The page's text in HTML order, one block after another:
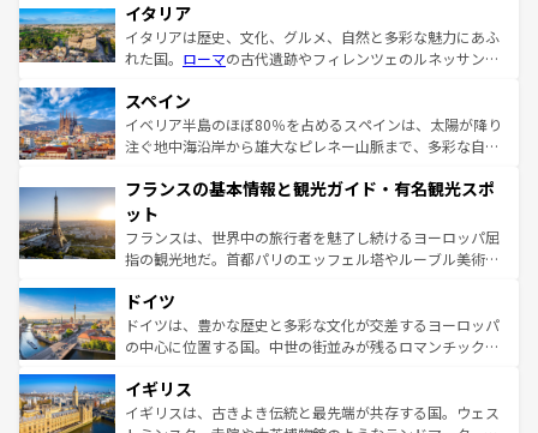
イタリア
イタリアは歴史、文化、グルメ、自然と多彩な魅力にあふ
れた国。 ローマの古代遺跡やフィレンツェのルネッサンス
ろん、トスカーナの美しい田園風景やアマルフィ海岸の絶
景など、自然景観も見逃せない。観光の合間には、本場の
ピザやパスタなど、絶品のイタリア料理を堪能することも
ませてくれるイタリアで、忘れられない旅をしてみよう！
なお、新着のイタリア情報は
しい。
スペイン
イベリア半島のほぼ80％を占めるスペインは、太陽が降り
注ぐ地中海沿岸から雄大なピレネー山脈まで、多彩な自然
文化が根付くこの国では、情熱的なフラメンコ、熱気あふ
れる闘牛、そして美味しいタパスが生活の一部となってい
る。首都マドリードの洗練された雰囲気や、バルセロナの
アートに溢れた街角から、地方では古代ローマ遺跡や中世
せる。地方によって風土や気候が異なるスペインはその個
性で訪れる人を魅了する。 なお、新着のスペイン情報は コ
ンテンツ一覧を参照してほしい。
フランスの基本情報と観光ガイド・有名観光スポ
ット
フランスは、世界中の旅行者を魅了し続けるヨーロッパ屈
指の観光地だ。首都パリのエッフェル塔やルーブル美術館
で、幅広い魅力が詰まっている。華麗な宮殿、歴史的な大
聖堂、美しいビーチ、そして豊かな自然が、訪れる者を心
から魅了する。また、フランスは美食の国としても知ら
いる。シャンパンの発祥地であるランス、プロヴァンスの
香り高いラベンダー畑など、多彩な楽しみ方が可能だ。さ
ドイツ
ドイツは、豊かな歴史と多彩な文化が交差するヨーロッパ
の中心に位置する国。中世の街並みが残るロマンチック街
顔を持つこの国は、どこを歩いても飽きることがない。ベ
ルリンの文化的活気、バイエルン州のアルプスの絶景、そ
イギリス
イギリスは、古きよき伝統と最先端が共存する国。ウェス